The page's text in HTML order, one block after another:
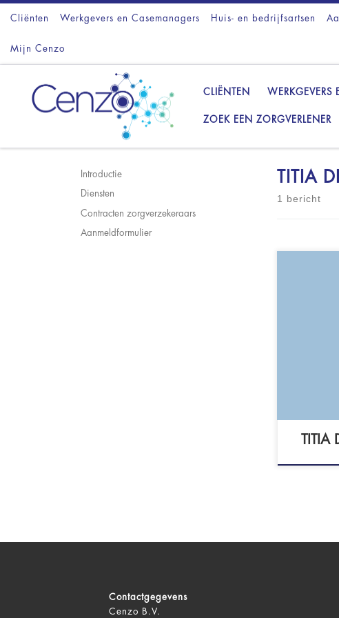
Ga naar inhoud
Cliënten Werkgevers en Casemanagers Huis- en bedrijfsartsen
Mijn Cenzo
CLIËNTEN WERKGEVERS
ZOEK EEN ZORGVERLENER
TITIA
1 bericht
TITIA
Introductie
Diensten
Contracten zorgverzekeraars
Aanmeldformulier
Contactgegevens
Cenzo B.V.